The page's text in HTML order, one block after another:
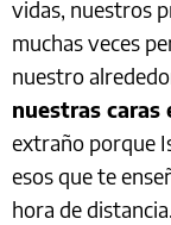
vidas, nuestros
muchas veces
nuestro
nuestras caras
extraño porque
esos que te
hora de